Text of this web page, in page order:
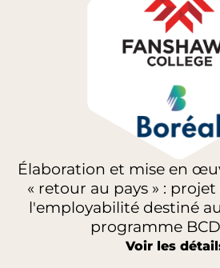
Élaboration et mise en
« retour au pays » :
l'employabilité destiné
programme
Voir les